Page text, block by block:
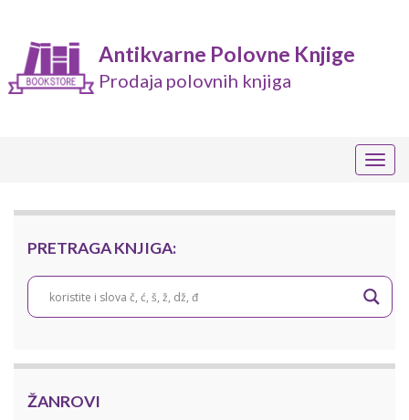
Antikvarne Polovne Knjige
Prodaja polovnih knjiga
PRETRAGA KNJIGA:
ŽANROVI